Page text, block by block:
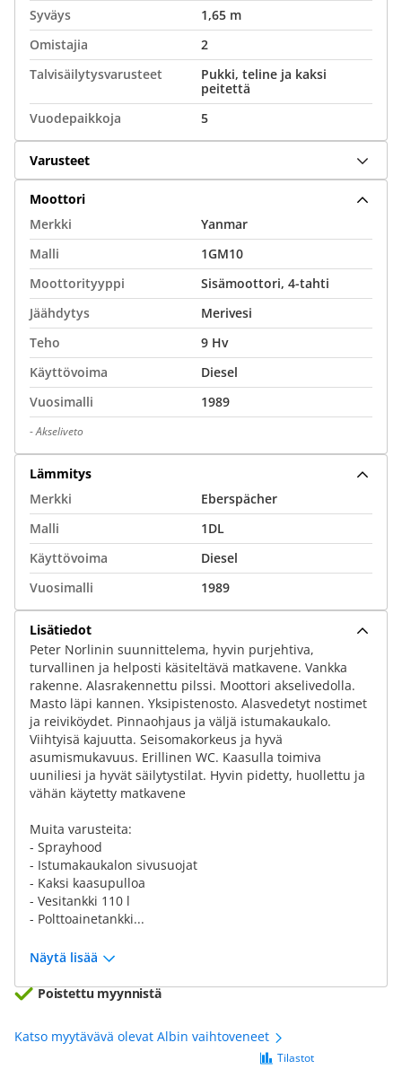
Syväys
1,65 m
Omistajia
2
Talvisäilytysvarusteet
Pukki, teline ja kaksi
peitettä
Vuodepaikkoja
5
Varusteet
Moottori
Merkki
Yanmar
Malli
1GM10
Moottorityyppi
Sisämoottori, 4-tahti
Jäähdytys
Merivesi
Teho
9 Hv
Käyttövoima
Diesel
Vuosimalli
1989
-Akseliveto
Lämmitys
Merkki
Eberspächer
Malli
1DL
Käyttövoima
Diesel
Vuosimalli
1989
Lisätiedot
Peter Norlinin suunnittelema, hyvin purjehtiva,
turvallinen ja helposti käsiteltävä matkavene. Vankka
rakenne. Alasrakennettu pilssi. Moottori akselivedolla.
Masto läpi kannen. Yksipistenosto. Alasvedetyt nostimet
ja reiviköydet. Pinnaohjaus ja väljä istumakaukalo.
Viihtyisä kajuutta. Seisomakorkeus ja hyvä
asumismukavuus. Erillinen WC. Kaasulla toimiva
uuniliesi ja hyvät säilytystilat. Hyvin pidetty, huollettu ja
vähän käytetty matkavene
Muita varusteita:
- Sprayhood
- Istumakaukalon sivusuojat
- Kaksi kaasupulloa
- Vesitankki 110 l
- Polttoainetankki...
Näytä lisää
Poistettu myynnistä
Katso myytävävä olevat Albin vaihtoveneet
Tilastot